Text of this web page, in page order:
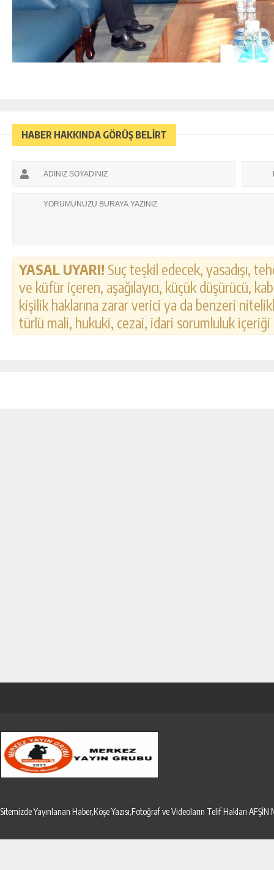
HABER HAKKINDA GÖRÜŞ BELİRT
YASAL UYARI! Suç teşkil edecek, yasadışı,
ve küfür içeren, aşağılayıcı, küçük düşürücü,
kişilik haklarına zarar verici ya da benzeri
türlü mali, hukuki, cezai, idari sorumluluk
Sitemizde Yayınlanan Haber,Köşe Yazısı,Fotoğraf ve Videoların Telif Hakları